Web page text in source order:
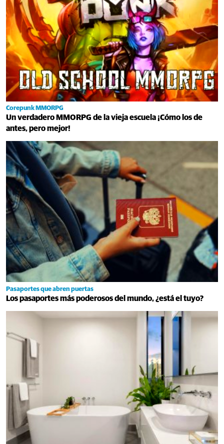
Corepunk MMORPG
Un verdadero MMORPG de la vieja escuela ¡Cómo los de
antes, pero mejor!
Pasaportes que abren puertas
Los pasaportes más poderosos del mundo, ¿está el tuyo?